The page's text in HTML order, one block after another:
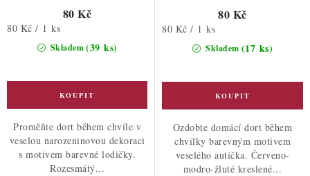
Skladem(39 ks)
80 Kč
Měrná
80 Kč / 1 ks
Proměňte dort během chvíle v
veselou narozeninovou dekoraci
s motivem barevné lodičky.
Rozesmátý...
Skladem (17 ks)
80 Kč
Měrná
80 Kč / 1 ks
Ozdobte domácí dort během
chvilky barevným motivem
veselého autíčka. Červeno-
modro-žluté kreslené...